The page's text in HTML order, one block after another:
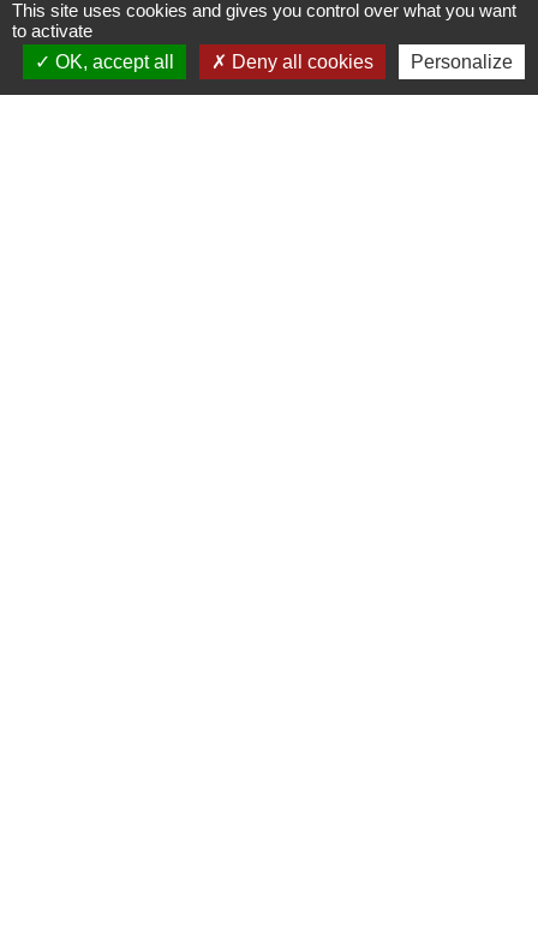
long processus se termine par un séchage
de ce qui devient alors un cuir fort prêt
désormais à être travaillé par d’autres
This site uses cookies and gives you control over what you want
to activate
OK, accept all
Deny all cookies Personalize